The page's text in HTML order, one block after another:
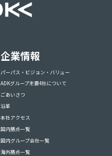
企業情報
パーパス・ビジョン・バリュー
ADKグループ主要4社について
ごあいさつ
沿革
本社アクセス
国内拠点一覧
国内グループ会社一覧
海外拠点一覧